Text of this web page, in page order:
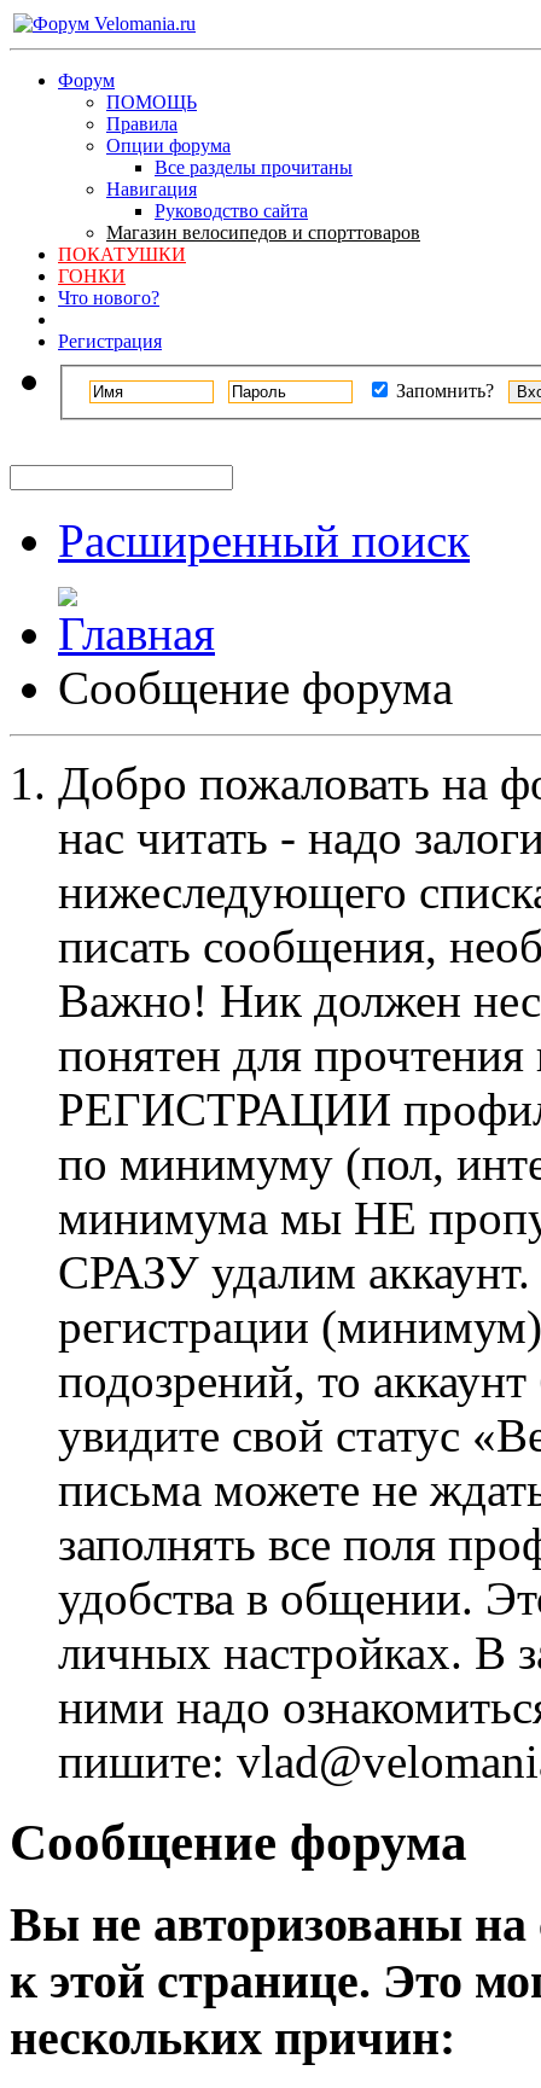
Форум
ПОМОЩЬ
Правила
Опции форума
Все разделы прочитаны
Навигация
Руководство сайта
Магазин велосипедов и спорттоваров
ПОКАТУШКИ
ГОНКИ
Что нового?
Регистрация
Запомнить?
Расширенный поиск
Сообщение форума
Добро пожаловать на
нас читать - надо
нижеследующего
писать сообщения,
Важно! Ник должен
понятен для
РЕГИСТРАЦИИ профиль
по минимуму (пол,
минимума мы НЕ
СРАЗУ удалим
регистрации
подозрений, то
увидите свой статус
письма можете не
заполнять все поля
удобства в общении.
личных настройках. В
ними надо
пишите:
Сообщение форума
Вы не авторизованы на
к этой странице. Это
нескольких причин: